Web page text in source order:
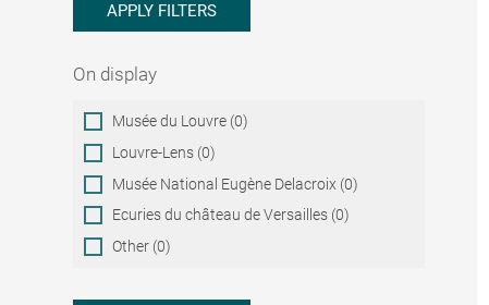
APPLY FILTERS
On display
On
display
Musée du Louvre (0)
Louvre-Lens (0)
Musée National Eugène Delacroix (0)
Ecuries du château de Versailles (0)
Other (0)